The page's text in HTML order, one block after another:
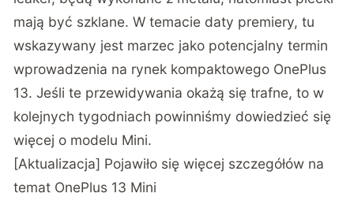
mają być szklane. W temacie daty premiery, tu
wskazywany jest marzec jako potencjalny termin
wprowadzenia na rynek kompaktowego OnePlus
13. Jeśli te przewidywania okażą się trafne, to w
kolejnych tygodniach powinniśmy dowiedzieć się
więcej o modelu Mini.
[Aktualizacja] Pojawiło się więcej szczegółów na
temat OnePlus 13 Mini